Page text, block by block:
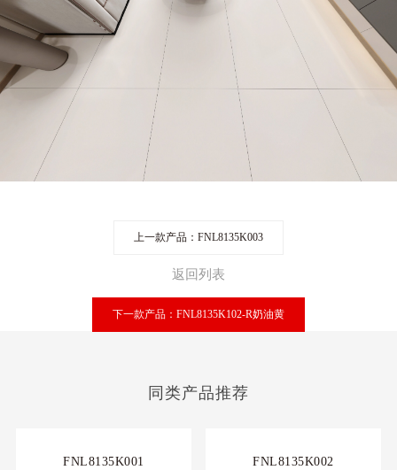
上一款产品：FNL8135K003
返回列表
下一款产品：FNL8135K102-R奶油黄
同类产品推荐
FNL8135K001 FNL8135K002